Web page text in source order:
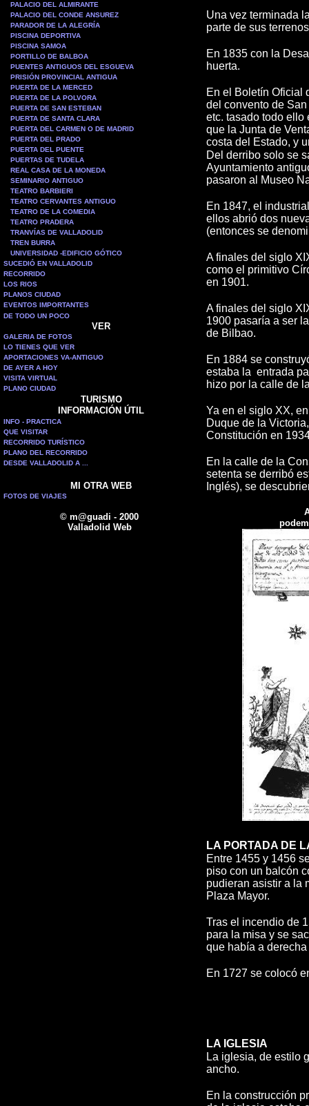
PALACIO DEL ALMIRANTE
PALACIO DEL CONDE ANSUREZ
PARADOR DE LA ALEGRÍA
PISCINA DEPORTIVA
PISCINA SAMOA
PORTILLO DE BALBOA
PUENTES ANTIGUOS DEL ESGUEVA
PRISIÓN PROVINCIAL ANTIGUA
PUERTA DE LA MERCED
PUERTA DE LA POLVORA
PUERTA DE SAN ESTEBAN
PUERTA DE SANTA CLARA
PUERTA DEL CARMEN O DE MADRID
PUERTA DEL PRADO
PUERTA DEL PUENTE
PUERTAS DE TUDELA
REAL CASA DE LA MONEDA
SEMINARIO ANTIGUO
TEATRO BARBIERI
TEATRO CERVANTES ANTIGUO
TEATRO DE LA COMEDIA
TEATRO PRADERA
TRANVÍAS DE VALLADOLID
TREN BURRA
UNIVERSIDAD -EDIFICIO GÓTICO
SUCEDIÓ EN VALLADOLID
RECORRIDO
LOS RIOS
PLANOS CIUDAD
EVENTOS IMPORTANTES
DE TODO UN POCO
VER
GALERIA DE FOTOS
LO TIENES QUE VER
APORTACIONES VA-ANTIGUO
DE AYER A HOY
VISITA VIRTUAL
PLANO CIUDAD
TURISMO
INFORMACIÓN ÚTIL
INFO - PRACTICA
QUE VISITAR
RECORRIDO TURÍSTICO
PLANO DEL RECORRIDO
DESDE VALLADOLID A ...
MI OTRA WEB
FOTOS DE VIAJES
© m@guadi - 2000
Valladolid Web
Una vez terminada
parte de sus
En 1835 con la
huerta.
En el Boletín Oficial
del convento de
etc. tasado todo ello
que la Junta de
costa del Estado, y
Del derribo solo se
Ayuntamiento
pasaron al Museo
En 1847, el
ellos abrió dos
(entonces se
A finales del siglo
como el primitivo
en 1901.
A finales del siglo
1900 pasaría a ser
de Bilbao.
En 1884 se
estaba la entrada
hizo por la calle de
Ya en el siglo XX,
Duque de la
Constitución en
En la calle de la
setenta se derribó
Inglés), se
LA PORTADA DE
Entre 1455 y 1456
piso con un balcón
pudieran asistir a la
Plaza Mayor.
Tras el incendio de
para la misa y se
que había a
En 1727 se colocó
LA IGLESIA
La iglesia, de estilo
ancho.
En la construcción